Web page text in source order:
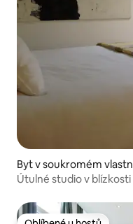
Byt v soukromém
Útulné studio v